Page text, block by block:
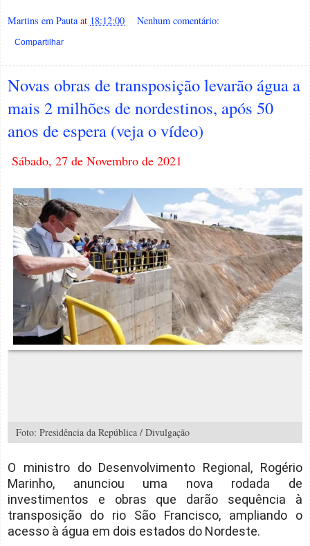
Martins em Pauta at 18:12:00 Nenhum comentário:
Compartilhar
Novas obras de transposição levarão água a
mais 2 milhões de nordestinos, após 50
anos de espera (veja o vídeo)
Sábado, 27 de Novembro de 2021
Foto: Presidência da República / Divulgação
O ministro do Desenvolvimento Regional, Rogério
Marinho, anunciou uma nova rodada de
investimentos e obras que darão sequência à
transposição do rio São Francisco, ampliando o
acesso à água em dois estados do Nordeste.